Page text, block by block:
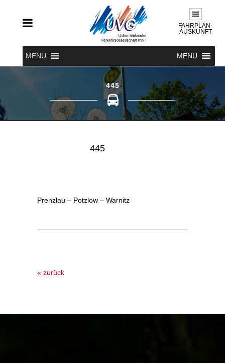
FAHRPLAN-
AUSKUNFT
MENU MENU
445
445
Prenzlau – Potzlow – Warnitz
« zurück